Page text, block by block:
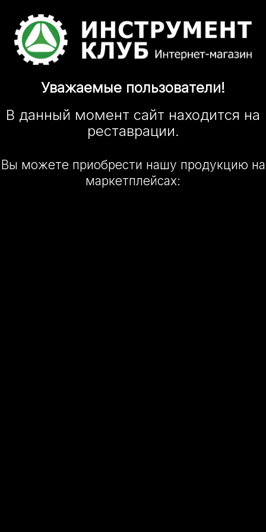
Уважаемые пользователи!
В данный момент сайт находится на
реставрации.
Вы можете приобрести нашу продукцию на
маркетплейсах: